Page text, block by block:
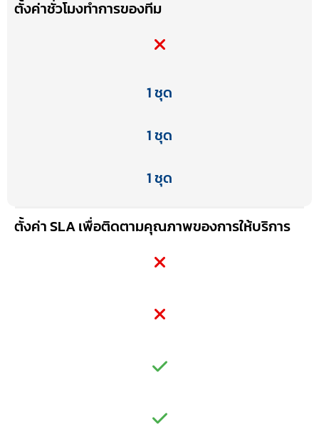
ตั้งค่าชั่วโมงทำการของทีม
1 ชุด
1 ชุด
1 ชุด
ตั้งค่า SLA เพื่อติดตามคุณภาพของการให้บริการ